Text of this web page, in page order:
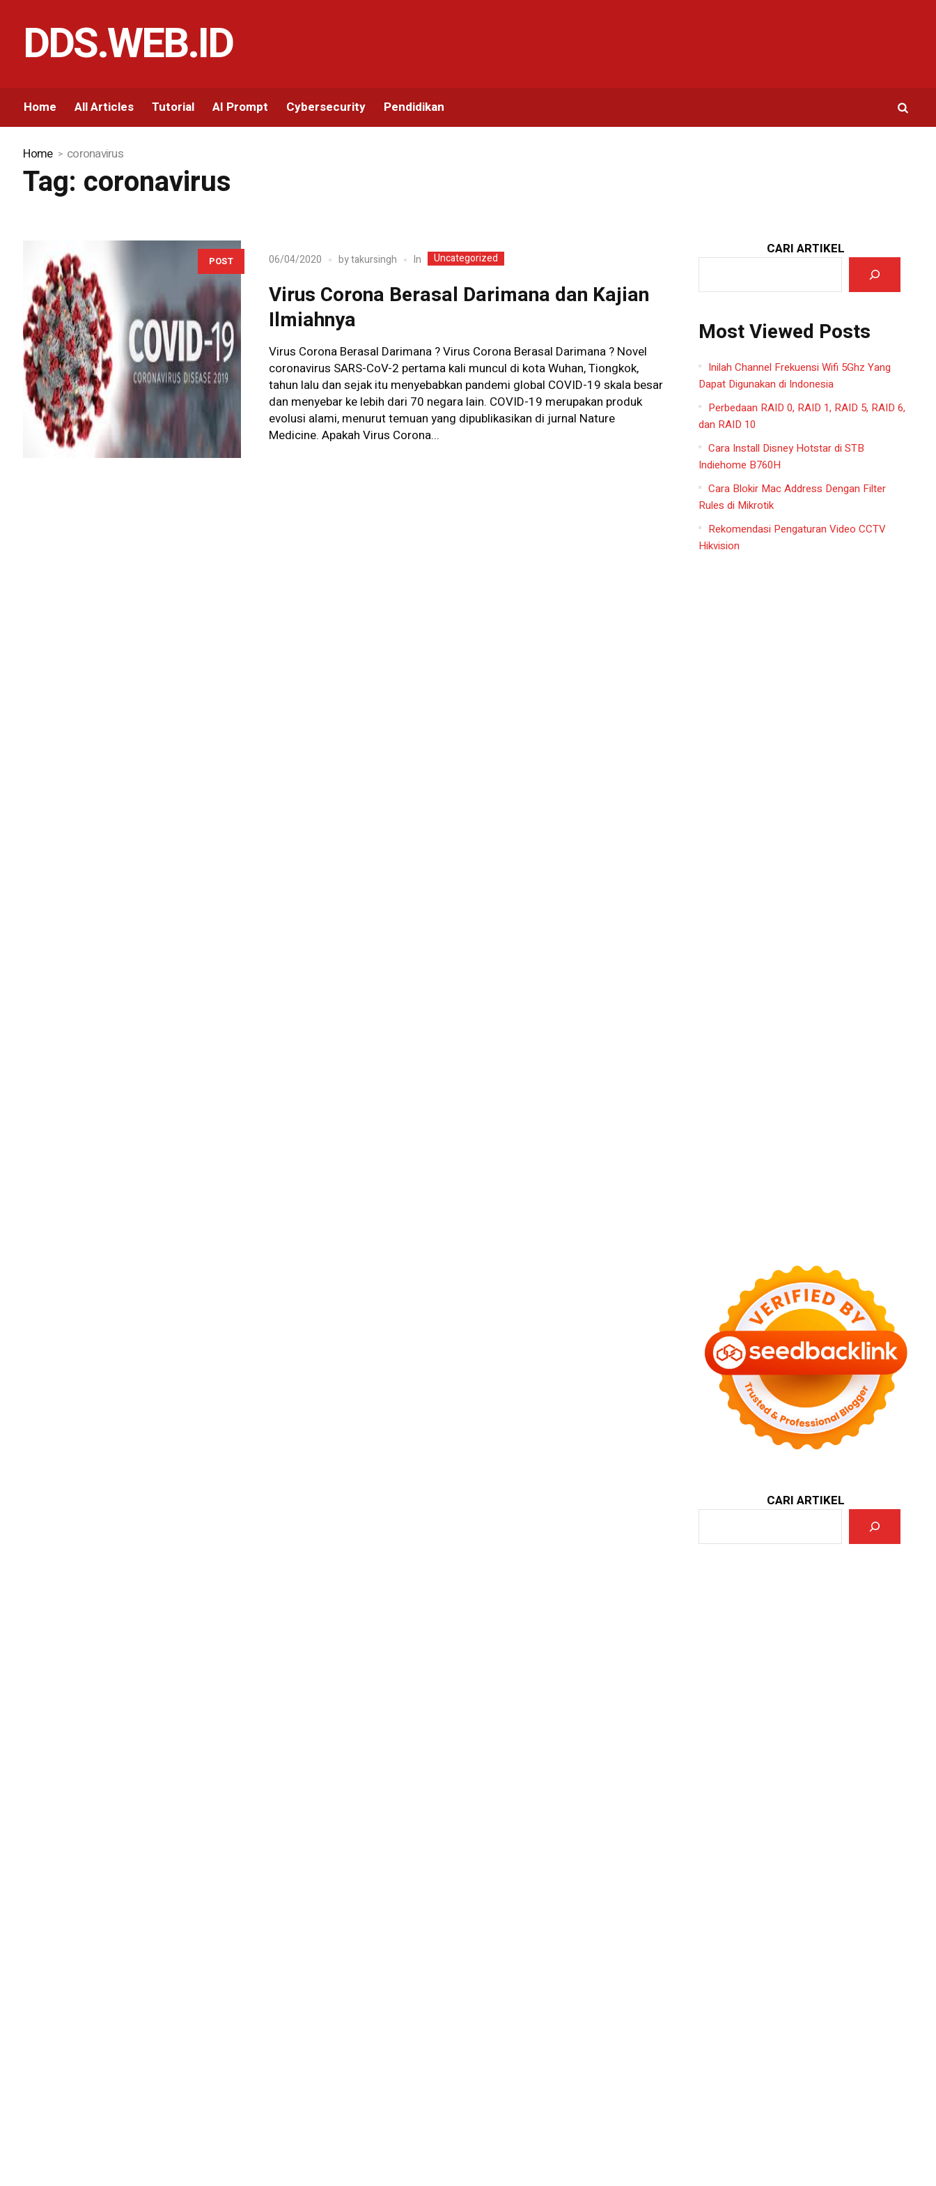
DDS.WEB.ID
Home All Articles Tutorial AI Prompt Cybersecurity Pendidikan
Home coronavirus
Tag: coronavirus
POST 06/04/2020 bytakursingh In Uncategorized
Virus Corona Berasal Darimana dan Kajian
Ilmiahnya
Virus Corona Berasal Darimana ? Virus Corona Berasal Darimana ? Novel
coronavirus SARS-CoV-2 pertama kali muncul di kota Wuhan, Tiongkok,
tahun lalu dan sejak itu menyebabkan pandemi global COVID-19 skala besar
dan menyebar ke lebih dari 70 negara lain. COVID-19 merupakan produk
evolusi alami, menurut temuan yang dipublikasikan di jurnal Nature
Medicine. Apakah Virus Corona...
CARI ARTIKEL
Most Viewed Posts
Inilah Channel Frekuensi Wifi 5Ghz Yang
Dapat Digunakan di Indonesia
Perbedaan RAID 0, RAID 1, RAID 5, RAID 6,
dan RAID 10
Cara Install Disney Hotstar di STB
Indiehome B760H
Cara Blokir Mac Address Dengan Filter
Rules di Mikrotik
Rekomendasi Pengaturan Video CCTV
Hikvision
CARI ARTIKEL